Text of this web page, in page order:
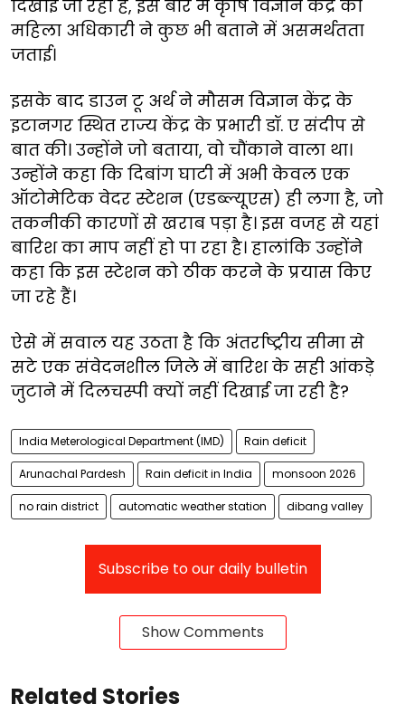
दिखाई जा रही हैै, इस बारे में कृषि विज्ञान केंद्र की
महिला अधिकारी ने कुछ भी बताने में असमर्थतता
जताई।
इसके बाद डाउन टू अर्थ ने मौसम विज्ञान केंद्र के
इटानगर स्थित राज्य केंद्र के प्रभारी डॉ. ए संदीप से
बात की। उन्होंने जो बताया, वो चौंकाने वाला था।
उन्होंने कहा कि दिबांग घाटी में अभी केवल एक
ऑटोमेटिक वेदर स्टेशन (एडब्ल्यूएस) ही लगा है, जो
तकनीकी कारणों से खराब पड़ा है। इस वजह से यहां
बारिश का माप नहीं हो पा रहा है। हालांकि उन्होंने
कहा कि इस स्टेशन को ठीक करने के प्रयास किए
जा रहे हैं।
ऐसे में सवाल यह उठता है कि अंतर्राष्ट्रीय सीमा से
सटे एक संवेदनशील जिले में बारिश के सही आंकड़े
जुटाने में दिलचस्पी क्यों नहीं दिखाई जा रही है?
India Meterological Department (IMD) Rain deficit
Arunachal Pardesh Rain deficit in India monsoon 2026
no rain district automatic weather station dibang valley
Subscribe to our daily bulletin
Show Comments
Related Stories